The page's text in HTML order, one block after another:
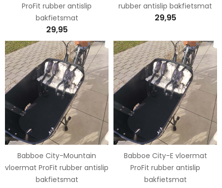
ProFit rubber antislip
bakfietsmat
29,95
rubber antislip bakfietsmat
29,95
Babboe City-Mountain
vloermat ProFit rubber antislip
bakfietsmat
Babboe City-E vloermat
ProFit rubber antislip
bakfietsmat